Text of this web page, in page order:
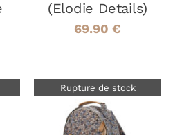
(Elodie Details)
69.90 €
Rupture de stock